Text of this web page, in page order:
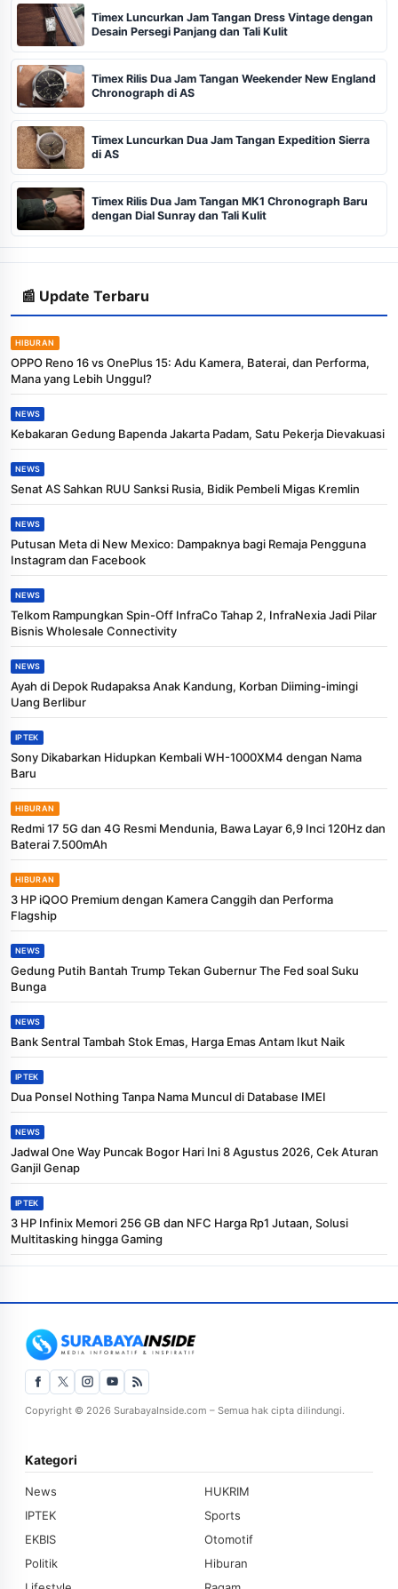
Timex Luncurkan Jam Tangan Dress Vintage dengan
Desain Persegi Panjang dan Tali Kulit
Timex Rilis Dua Jam Tangan Weekender New England
Chronograph di AS
Timex Luncurkan Dua Jam Tangan Expedition Sierra
di AS
Timex Rilis Dua Jam Tangan MK1 Chronograph Baru
dengan Dial Sunray dan Tali Kulit
📰 Update Terbaru
HIBURAN
OPPO Reno 16 vs OnePlus 15: Adu Kamera, Baterai, dan Performa,
Mana yang Lebih Unggul?
NEWS
Kebakaran Gedung Bapenda Jakarta Padam, Satu Pekerja Dievakuasi
NEWS
Senat AS Sahkan RUU Sanksi Rusia, Bidik Pembeli Migas Kremlin
NEWS
Putusan Meta di New Mexico: Dampaknya bagi Remaja Pengguna
Instagram dan Facebook
NEWS
Telkom Rampungkan Spin-Off InfraCo Tahap 2, InfraNexia Jadi Pilar
Bisnis Wholesale Connectivity
NEWS
Ayah di Depok Rudapaksa Anak Kandung, Korban Diiming-imingi
Uang Berlibur
IPTEK
Sony Dikabarkan Hidupkan Kembali WH-1000XM4 dengan Nama
Baru
HIBURAN
Redmi 17 5G dan 4G Resmi Mendunia, Bawa Layar 6,9 Inci 120Hz dan
Baterai 7.500mAh
HIBURAN
3 HP iQOO Premium dengan Kamera Canggih dan Performa
Flagship
NEWS
Gedung Putih Bantah Trump Tekan Gubernur The Fed soal Suku
Bunga
NEWS
Bank Sentral Tambah Stok Emas, Harga Emas Antam Ikut Naik
IPTEK
Dua Ponsel Nothing Tanpa Nama Muncul di Database IMEI
NEWS
Jadwal One Way Puncak Bogor Hari Ini 8 Agustus 2026, Cek Aturan
Ganjil Genap
IPTEK
3 HP Infinix Memori 256 GB dan NFC Harga Rp1 Jutaan, Solusi
Multitasking hingga Gaming
Copyright © 2026 SurabayaInside.com – Semua hak cipta dilindungi.
Kategori
News
HUKRIM
IPTEK
Sports
EKBIS
Otomotif
Politik
Hiburan